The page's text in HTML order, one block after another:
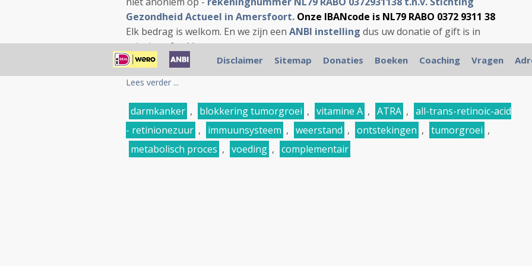
Gezondheid Actueel in Amersfoort. Onze IBANcode is NL79 RABO 0372 9311 38
Elk bedrag is welkom. En we zijn een ANBI instelling dus uw donatie of gift is in
principe aftrekbaar voor...
Lees verder ...
darmkanker , blokkering tumorgroei , vitamine A , ATRA , all-trans-retinoic-acid
- retinionezuur , immuunsysteem , weerstand , ontstekingen , tumorgroei ,
metabolisch proces , voeding , complementair
Disclaimer Sitemap Donaties Boeken Coaching Vragen